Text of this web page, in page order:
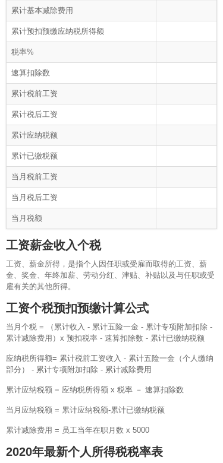
累计基本减除费用
累计预扣预缴应纳税所得额
税率%
速算扣除数
累计税前工资
累计税后工资
累计应纳税额
累计已缴税额
当月税前工资
当月税后工资
当月税额
工资薪金收入个税
工资、薪金所得，是指个人因任职或受雇而取得的工资、薪
金、奖金、年终加薪、劳动分红、津贴、补贴以及与任职或受
雇有关的其他所得。
工资个税预扣预缴计算公式
当月个税 = （累计收入 - 累计五险一金 - 累计专项附加扣除 -
累计减除费用）x 预扣税率 - 速算扣除数 - 累计已缴纳税额
应纳税所得额= 累计税前工资收入 - 累计五险一金（个人缴纳
部分） - 累计专项附加扣除 - 累计减除费用
累计应纳税额 = 应纳税所得额 x 税率 － 速算扣除数
当月应纳税额 = 累计应纳税额-累计已缴纳税额
累计减除费用 = 员工当年在职月数 x 5000
2020年最新个人所得税税率表